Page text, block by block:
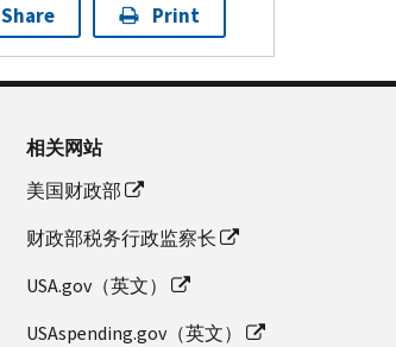
Share Print
相关网站
美国财政部
财政部税务行政监察长
USA.gov（英文）
USAspending.gov（英文）